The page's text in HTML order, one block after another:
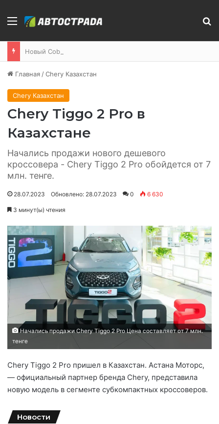
Меню
Новый Cobalt будет продаваться в Казахстане
Главная /Chery Казахстан
Chery Казахстан
Chery Tiggo 2 Pro в
Казахстане
Начались продажи нового дешевого
кроссовера - Chery Tiggo 2 Pro обойдется от 7
млн. тенге.
28.07.2023 Обновлено: 28.07.2023 0 6 630
3 минут(ы) чтения
Начались продажи Chery Tiggo 2 Pro Цена составляет от 7 млн.
тенге
Chery Tiggo 2 Pro пришел в Казахстан. Астана Моторс,
— официальный партнер бренда Chery, представила
новую модель в сегменте субкомпактных кроссоверов.
Новости